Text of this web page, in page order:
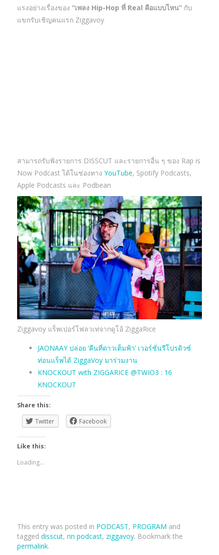
แรงอย่างเรื่องของ “เพลง Hip-Hop ที่ Real คือแบบไหน” กับ
แขกรับเชิญคนแรก Ziggavoy
สามารถรับฟังรายการ DISSCUT และรายการอื่น ๆ ของ Rap is
Now Podcast ได้ในช่องทาง YouTube, Spotify Podcasts,
Apple Podcasts และ Podbean
Ziggavoy แร็พเปอร์โฟลวเท่จากดูโอ้ ZiggaRice
JAONAAY ปล่อย ‘คืนที่ดาวเต็มฟ้า’ เวอร์ชั่นรีโปรดิวซ์
ท่อนแร็พได้ ZiggaVoy มาร่วมงาน
KNOCKOUT with ZIGGARICE @TWIO3 : 16
KNOCKOUT
Share this:
Twitter
Facebook
Like this:
Loading...
This entry was posted in PODCAST, PROGRAM and
tagged disscut, rin podcast, ziggavoy. Bookmark the
permalink.